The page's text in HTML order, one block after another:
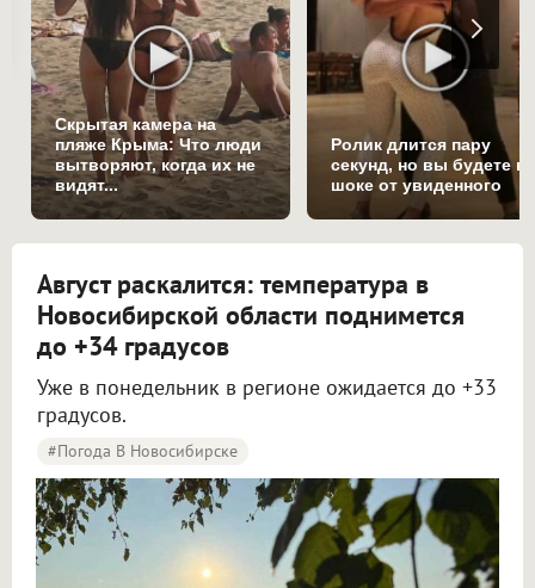
Скрытая камера на
пляже Крыма: Что люди
вытворяют, когда их не
видят...
Ролик длится пару
секунд, но вы будете в
шоке от увиденного
Август раскалится: температура в
Новосибирской области поднимется
до +34 градусов
Уже в понедельник в регионе ожидается до +33
градусов.
#Погода В Новосибирске